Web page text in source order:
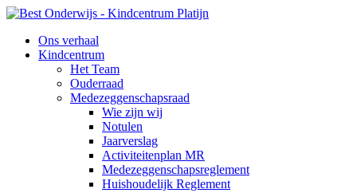
Ons verhaal
Kindcentrum
Het Team
Ouderraad
Medezeggenschapsraad
Wie zijn wij
Notulen
Jaarverslag
Activiteitenplan MR
Medezeggenschapsreglement
Huishoudelijk Reglement